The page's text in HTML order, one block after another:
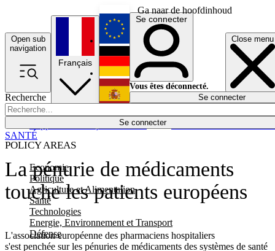
Ga naar de hoofdinhoud
Open sub
navigation
Close menu
Recherche
Se connecter
POLICY AREAS
Economie
Politique
Agriculture et Alimentation
Santé
Technologies
Energie, Environnement et Transport
Défense
Économie
Français
English
Deutsch
Español
Se connecter
Vous êtes déconnecté.
Se connecter
La pénurie de médicaments
touche les patients européens
L'association européenne des pharmaciens hospitaliers
s'est penchée sur les pénuries de médicaments des systèmes de santé
SANTÉ